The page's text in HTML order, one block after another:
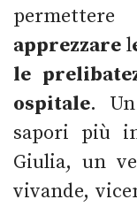
apprezzare l
le
ospitale.
sapori più
Giulia, un
vivande,